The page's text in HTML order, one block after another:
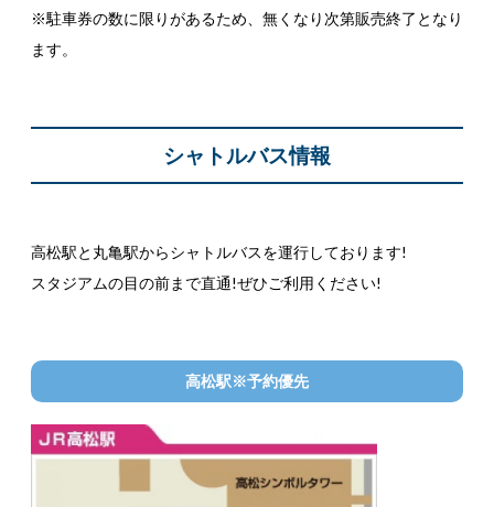
※駐車券の数に限りがあるため、無くなり次第販売終了となり
ます。
シャトルバス情報
高松駅と丸亀駅からシャトルバスを運行しております!
スタジアムの目の前まで直通!ぜひご利用ください!
高松駅※予約優先